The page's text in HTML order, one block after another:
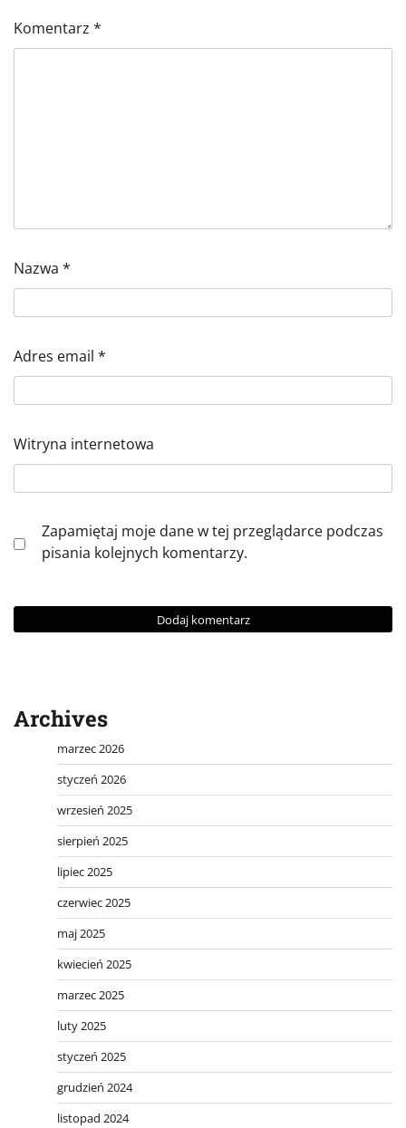
Komentarz *
Nazwa *
Adres email *
Witryna internetowa
Zapamiętaj moje dane w tej przeglądarce podczas
pisania kolejnych komentarzy.
Archives
marzec 2026
styczeń 2026
wrzesień 2025
sierpień 2025
lipiec 2025
czerwiec 2025
maj 2025
kwiecień 2025
marzec 2025
luty 2025
styczeń 2025
grudzień 2024
listopad 2024